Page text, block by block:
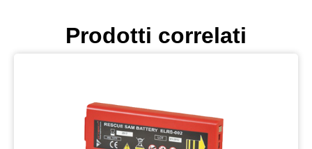
Prodotti correlati